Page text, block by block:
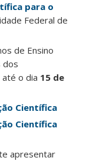
para o
Federal de
de Ensino
dos
o dia 15 de
Científica
Científica
apresentar